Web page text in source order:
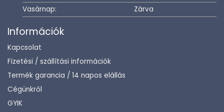
Vasárnap:
Zárva
Információk
Kapcsolat
Fizetési / szállítási információk
Termék garancia / 14 napos elállás
Cégünkről
GYIK